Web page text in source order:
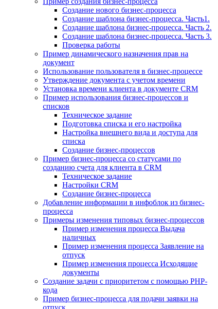
Создание нового бизнес-процесса
Создание шаблона бизнес-процесса. Часть1.
Создание шаблона бизнес-процесса. Часть 2.
Создание шаблона бизнес-процесса. Часть 3.
Проверка работы
Пример динамического назначения прав на
документ
Использование пользователя в бизнес-процессе
Утверждение документа с учетом времени
Установка времени клиента в документе CRM
Пример использования бизнес-процессов и
списков
Техническое задание
Подготовка списка и его настройка
Настройка внешнего вида и доступа для
списка
Создание бизнес-процессов
Пример бизнес-процесса со статусами по
созданию счета для клиента в CRM
Техническое задание
Настройки CRM
Создание бизнес-процесса
Добавление информации в инфоблок из бизнес-
процесса
Примеры изменения типовых бизнес-процессов
Пример изменения процесса Выдача
наличных
Пример изменения процесса Заявление на
отпуск
Пример изменения процесса Исходящие
документы
Создание задачи с приоритетом с помощью PHP-
кода
Пример бизнес-процесса для подачи заявки на
отпуск